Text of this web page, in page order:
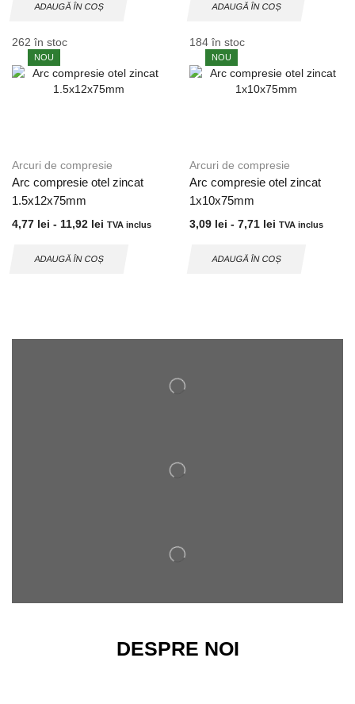
ADAUGĂ ÎN COȘ ADAUGĂ ÎN COȘ
NOU
262 în stoc
Arcuri de compresie
Arc compresie otel zincat
1.5x12x75mm
4,77 lei - 11,92 lei TVA inclus
ADAUGĂ ÎN COȘ
NOU
184 în stoc
Arcuri de compresie
Arc compresie otel zincat
1x10x75mm
3,09 lei - 7,71 lei TVA inclus
ADAUGĂ ÎN COȘ
DESPRE NOI